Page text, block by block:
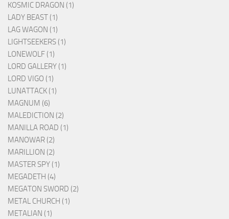
KOSMIC DRAGON (1)
LADY BEAST (1)
LAG WAGON (1)
LIGHTSEEKERS (1)
LONEWOLF (1)
LORD GALLERY (1)
LORD VIGO (1)
LUNATTACK (1)
MAGNUM (6)
MALEDICTION (2)
MANILLA ROAD (1)
MANOWAR (2)
MARILLION (2)
MASTER SPY (1)
MEGADETH (4)
MEGATON SWORD (2)
METAL CHURCH (1)
METALIAN (1)